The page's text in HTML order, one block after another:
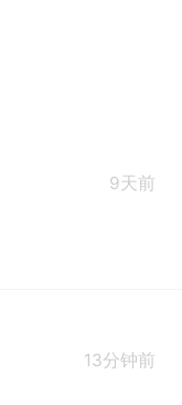
9天前
13分钟前